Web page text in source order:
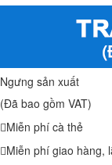
Ngưng sản xuất
(Đã bao gồm VAT)
Miễn phí cà thẻ
Miễn phí giao hàng,